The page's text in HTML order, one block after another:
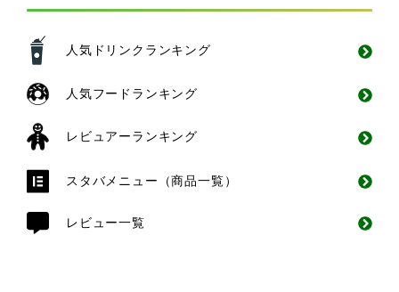
人気ドリンクランキング
人気フードランキング
レビュアーランキング
スタバメニュー（商品一覧）
レビュー一覧